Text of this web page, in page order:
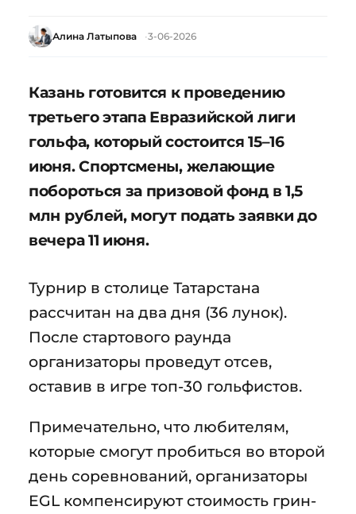
Алина Латыпова 3-06-2026
Казань готовится к проведению
третьего этапа Евразийской лиги
гольфа, который состоится 15–16
июня. Спортсмены, желающие
побороться за призовой фонд в 1,5
млн рублей, могут подать заявки до
вечера 11 июня.
Турнир в столице Татарстана
рассчитан на два дня (36 лунок).
После стартового раунда
организаторы проведут отсев,
оставив в игре топ-30 гольфистов.
Примечательно, что любителям,
которые смогут пробиться во второй
день соревнований, организаторы
EGL компенсируют стоимость грин-